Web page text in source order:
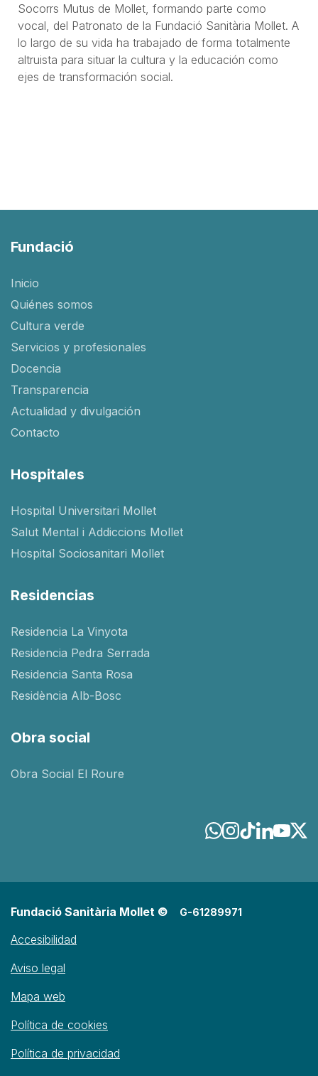
Socorrs Mutus de Mollet, formando parte como
vocal, del Patronato de la Fundació Sanitària Mollet. A
lo largo de su vida ha trabajado de forma totalmente
altruista para situar la cultura y la educación como
ejes de transformación social.
Fundació
Inicio
Quiénes somos
Cultura verde
Servicios y profesionales
Docencia
Transparencia
Actualidad y divulgación
Contacto
Hospitales
Hospital Universitari Mollet
Salut Mental i Addiccions Mollet
Hospital Sociosanitari Mollet
Residencias
Residencia La Vinyota
Residencia Pedra Serrada
Residencia Santa Rosa
Residència Alb-Bosc
Obra social
Obra Social El Roure
Fundació Sanitària Mollet © G-61289971
Accesibilidad
Aviso legal
Mapa web
Política de cookies
Política de privacidad